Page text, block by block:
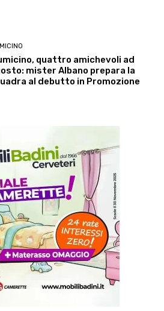
quattro amichevoli ad
mister Albano prepara la
al debutto in Promozione